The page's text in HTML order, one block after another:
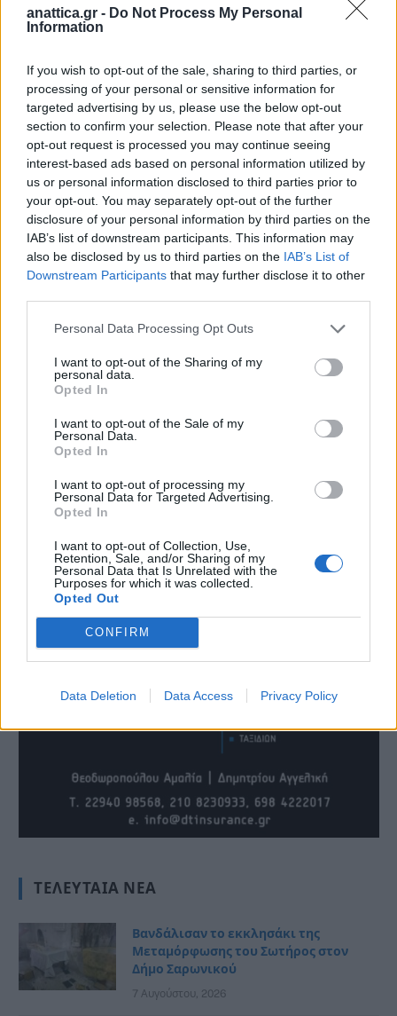
anattica.gr - Do Not Process My Personal
Information
If you wish to opt-out of the sale, sharing to third parties, or
processing of your personal or sensitive information for
targeted advertising by us, please use the below opt-out
section to confirm your selection. Please note that after your
opt-out request is processed you may continue seeing
interest-based ads based on personal information utilized by
us or personal information disclosed to third parties prior to
your opt-out. You may separately opt-out of the further
disclosure of your personal information by third parties on the
IAB’s list of downstream participants. This information may
also be disclosed by us to third parties on the IAB’s List of
Downstream Participants that may further disclose it to other
Personal Data Processing Opt Outs
I want to opt-out of the Sharing of my
personal data.
Opted In
I want to opt-out of the Sale of my
Personal Data.
Opted In
I want to opt-out of processing my
Personal Data for Targeted Advertising.
Opted In
I want to opt-out of Collection, Use,
Retention, Sale, and/or Sharing of my
Personal Data that Is Unrelated with the
Purposes for which it was collected.
Opted Out
CONFIRM
Data Deletion Data Access Privacy Policy
Η ορχήστρα των καθηγητών μουσικής του Δήμου
μέρα μας. Λαγάνα, χαλβάς και κρασί για όλους από
τον Δήμο, ενώ κάθε μικρός μας φίλος θα πάρει και
ένα πλήρη χαρταετό. Άλλωστε ο ανοιχτός χώρος
γύρω από το γήπεδο προσφέρεται για να πετάξουν
οι αετοί μας ψηλά.
Λαγάνα, χαλβάς και κρασί για όλους. Φέρτε τα
παραδοσιακά σας φαγητά και ελάτε να
διασκεδάσουμε μαζί!
ΤΕΛΕΥΤΑΊΑ ΝΈΑ
Βανδάλισαν το εκκλησάκι της
Μεταμόρφωσης του Σωτήρος στον
Δήμο Σαρωνικού
7 Αυγούστου, 2026